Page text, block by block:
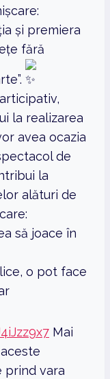
și premiera
fără
la realizarea
avea ocazia
de
la
alături de
să joace în
o pot face
Mai
prind vara